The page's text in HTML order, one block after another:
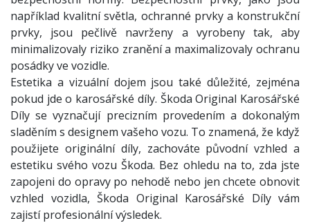
například kvalitní světla, ochranné prvky a konstrukční
prvky, jsou pečlivě navrženy a vyrobeny tak, aby
minimalizovaly riziko zranění a maximalizovaly ochranu
posádky ve vozidle.
Estetika a vizuální dojem jsou také důležité, zejména
pokud jde o karosářské díly. Škoda Original Karosářské
Díly se vyznačují precizním provedením a dokonalým
sladěním s designem vašeho vozu. To znamená, že když
použijete originální díly, zachováte původní vzhled a
estetiku svého vozu Škoda. Bez ohledu na to, zda jste
zapojeni do opravy po nehodě nebo jen chcete obnovit
vzhled vozidla, Škoda Original Karosářské Díly vám
zajistí profesionální výsledek.